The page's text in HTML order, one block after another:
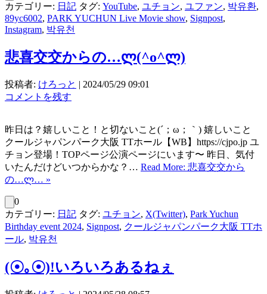
カテゴリー: 日記 タグ: YouTube, ユチョン, ユファン, 박유환,
89yc6002, PARK YUCHUN Live Movie show, Signpost,
Instagram, 박유천
悲喜交交からの…ლ⁠(⁠^⁠o⁠^⁠ლ⁠)
投稿者: けろっと | 2024/05/29 09:01
コメントを残す
昨日は？嬉しいこと！と切ないこと(´；ω；｀) 嬉しいこと
クールジャパンパーク大阪 TTホール【WB】https://cjpo.jp ユ
チョン登場！TOPページ公演ページにいます〜 昨日、気付
いたんだけどいつからかな？… Read More: 悲喜交交から
の…ლ⁠… »
0
カテゴリー: 日記 タグ: ユチョン, X(Twitter), Park Yuchun
Birthday event 2024, Signpost, クールジャパンパーク大阪 TTホ
ール, 박유천
(⁠☉⁠｡⁠☉⁠)⁠!いろいろあるねぇ